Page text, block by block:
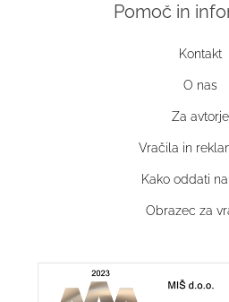
Pomoč in
Kontakt
O nas
Za avtorje
Vračila in
Kako oddati
Obrazec za